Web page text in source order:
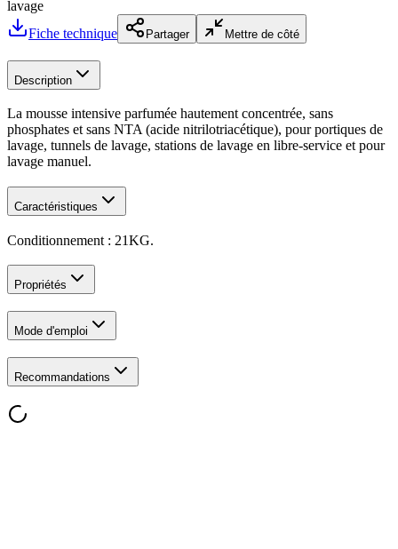
lavage
Fiche technique
Partager Mettre de côté
Description
La mousse intensive parfumée hautement concentrée, sans
phosphates et sans NTA (acide nitrilotriacétique), pour portiques de
lavage, tunnels de lavage, stations de lavage en libre-service et pour
lavage manuel.
Caractéristiques
Conditionnement : 21KG.
Propriétés
Mode d'emploi
Recommandations